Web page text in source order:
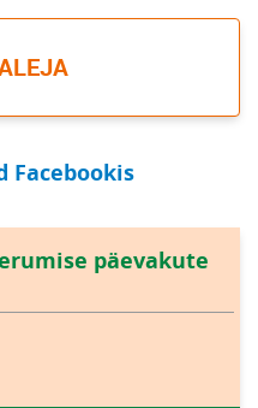
Facebookis
päevakute